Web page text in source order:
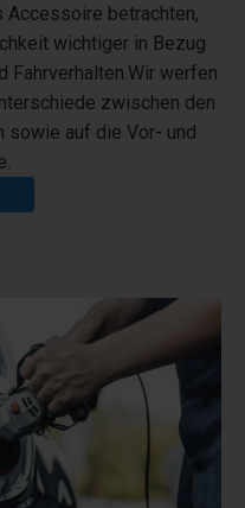
betrachten,
wichtiger in Bezug
Fahrverhalten.Wir werfen
zwischen den
sowie auf die Vor- und